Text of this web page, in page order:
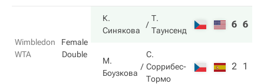
Wimbledon
WTA
Female
Double
К.
Синякова
Т.
Таунсенд
6 6
М.
Боузкова
С.
Соррибес-
Тормо
2 1